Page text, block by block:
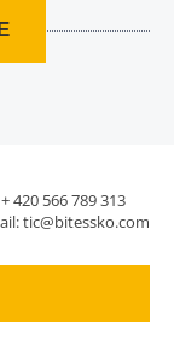
+ 420 566 789 313
tic@bitessko.com